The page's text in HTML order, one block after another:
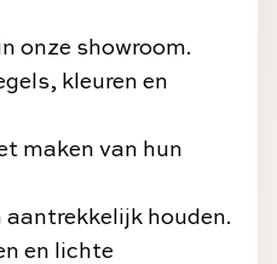
onze showroom.
kleuren en
maken van hun
aantrekkelijk houden.
en lichte